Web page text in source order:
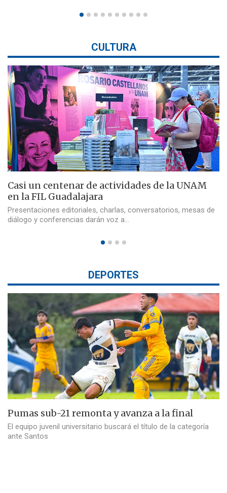
CULTURA
Casi un centenar de actividades de la UNAM
en la FIL Guadalajara
Presentaciones editoriales, charlas, conversatorios, mesas de
diálogo y conferencias darán voz a…
DEPORTES
Pumas sub-21 remonta y avanza a la final
El equipo juvenil universitario buscará el título de la categoría
ante Santos